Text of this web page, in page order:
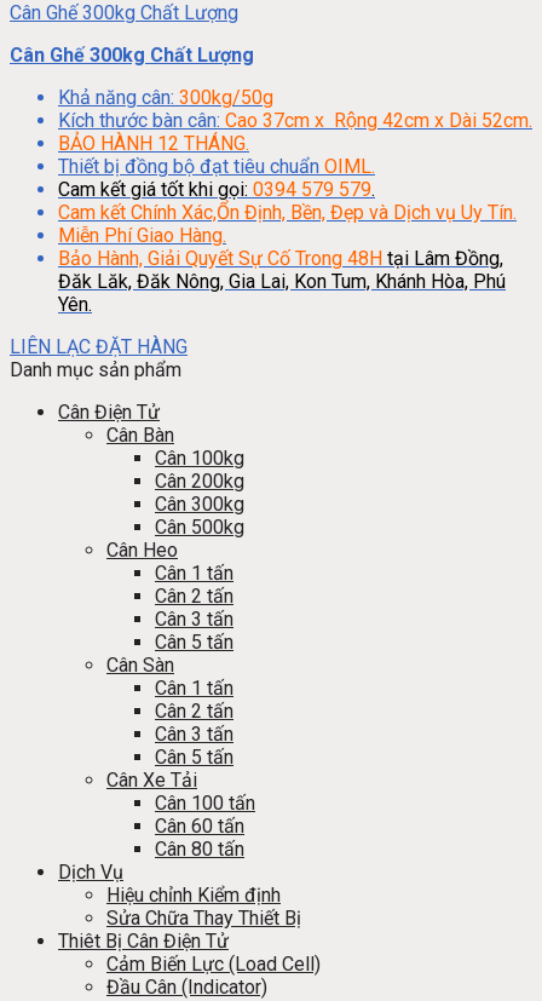
Cân Ghế 300kg Chất Lượng
Cân Ghế 300kg Chất Lượng
Khả năng cân: 300kg/50g
Kích thước bàn cân: Cao 37cm x Rộng 42cm x Dài 52cm.
BẢO HÀNH 12 THÁNG.
Thiết bị đồng bộ đạt tiêu chuẩn OIML.
Cam kết giá tốt khi gọi: 0394 579 579.
Cam kết Chính Xác,Ổn Định, Bền, Đẹp và Dịch vụ Uy Tín.
Miễn Phí Giao Hàng.
Bảo Hành, Giải Quyết Sự Cố Trong 48H tại Lâm Đồng,
Đăk Lăk, Đăk Nông, Gia Lai, Kon Tum, Khánh Hòa, Phú
Yên.
LIÊN LẠC ĐẶT HÀNG
Danh mục sản phẩm
Cân Điện Tử
Cân Bàn
Cân 100kg
Cân 200kg
Cân 300kg
Cân 500kg
Cân Heo
Cân 1 tấn
Cân 2 tấn
Cân 3 tấn
Cân 5 tấn
Cân Sàn
Cân 1 tấn
Cân 2 tấn
Cân 3 tấn
Cân 5 tấn
Cân Xe Tải
Cân 100 tấn
Cân 60 tấn
Cân 80 tấn
Dịch Vụ
Hiệu chỉnh Kiểm định
Sửa Chữa Thay Thiết Bị
Thiêt Bị Cân Điện Tử
Cảm Biến Lực (Load Cell)
Đầu Cân (Indicator)